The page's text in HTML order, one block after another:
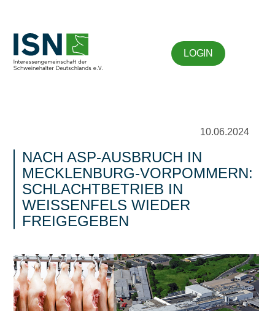
LOGIN
10.06.2024
NACH ASP-AUSBRUCH IN
MECKLENBURG-VORPOMMERN:
SCHLACHTBETRIEB IN
WEISSENFELS WIEDER F
REIGEGEBEN